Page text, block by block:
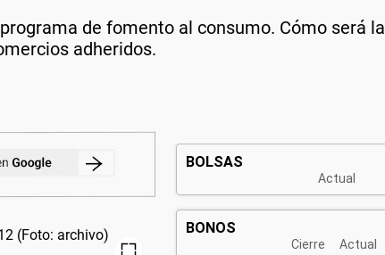
de fomento al consumo. Cómo será la
adheridos.